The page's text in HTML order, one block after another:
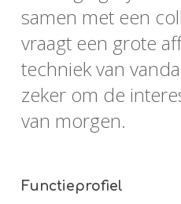
samen met een
vraagt een grote
techniek van
zeker om de
van morgen.
Functieprofiel